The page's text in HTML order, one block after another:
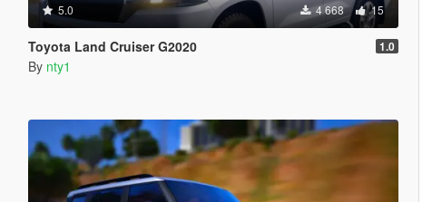
5.0 4 668 15
Toyota Land Cruiser G2020 1.0
By nty1